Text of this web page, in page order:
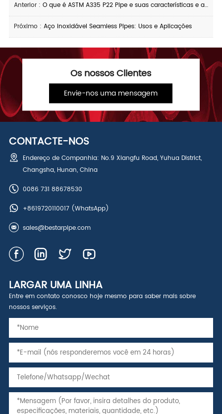
Anterior : O que é ASTM A335 P22 Pipe e suas características e aplicações
Próximo : Aço inoxidável Seamless Pipes: Usos e Aplicações
Os nossos Clientes
Envie-nos uma mensagem
CONTACTE-NOS
Endereço de Companhia: No.9 Xiangfu Road, Yuhua District,
Changsha, Hunan, China
0086 731 88678530
+8619720110017(WhatsApp)
sales@bestarpipe.com
LARGAR UMA LINHA
Entre em contato conosco hoje mesmo para saber mais sobre
nossos serviços.